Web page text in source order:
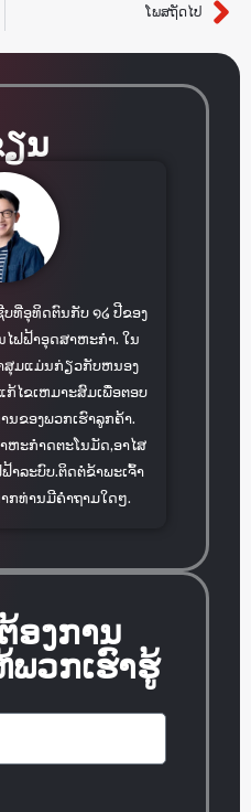
ໂພສຖັດໄປ ຕໍ່
ນ
ບທີ່ອຸທິດຕົນກັບ ໑໒ ປີຂອງ
ຟຟ້າອຸດສາຫະກໍາ. ໃນ
າສຸມແມ່ນກ່ຽວກັບຫນອງ
ໄຂເຫມາະສົມເພື່ອຕອບ
ນຂອງພວກເຮົາລູກຄ້າ.
ຫະກໍາດຕະໂນມັດ,ອາໄສ
າລະບົບ.ຕິດຕໍ່ຂ້າພະເຈົ້າ
ກທ່ານມີຄໍາຖາມໃດໆ.
ອງການ
ພວກເຮົາຮູ້